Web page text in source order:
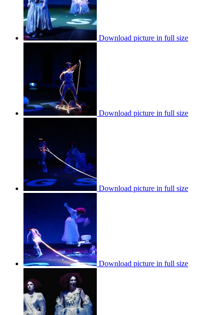
Download picture in full size
Download picture in full size
Download picture in full size
Download picture in full size